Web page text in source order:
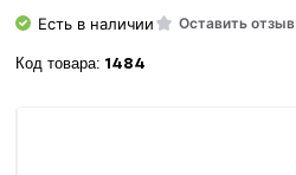
Есть в наличии Оставить отзыв
Код товара: 1484